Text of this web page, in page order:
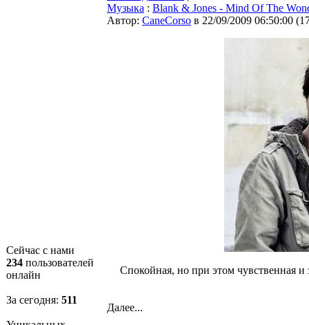
Сейчас с нами
234 пользователей
онлайн
За сегодня: 511
Музыка : Blank & Jones - Mind Of The
Автор: CaneCorso в 22/09/2009 06:50:00 (
Спокойная, но при этом чувственная
Далее...